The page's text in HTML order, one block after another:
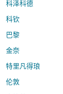
科泽科德
科钦
巴黎
金奈
特里凡得琅
伦敦